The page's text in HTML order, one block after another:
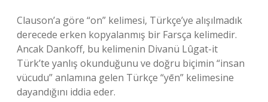
Clauson’a göre “on” kelimesi, Türkçe’ye alışılmadık
derecede erken kopyalanmış bir Farsça kelimedir.
Ancak Dankoff, bu kelimenin Divanü Lûgat-it
Türk’te yanlış okunduğunu ve doğru biçimin “insan
vücudu” anlamına gelen Türkçe “yēn” kelimesine
dayandığını iddia eder.